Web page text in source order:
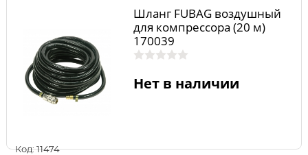
Код: 11474
Шланг FUBAG воздушный
для компрессора (20 м)
170039
Нет в наличии